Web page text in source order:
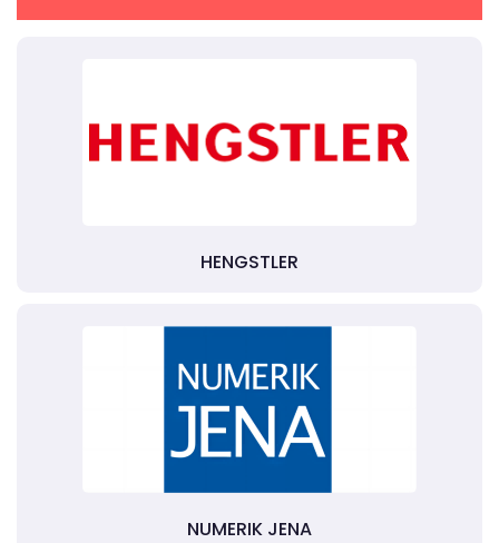
HENGSTLER
NUMERIK JENA